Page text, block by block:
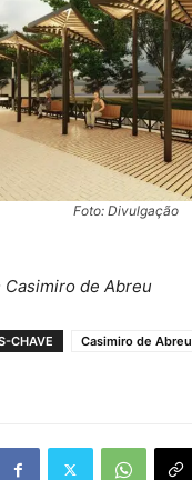
Foto: Divulgação
Casimiro de Abreu
CHAVE Casimiro de Abreu